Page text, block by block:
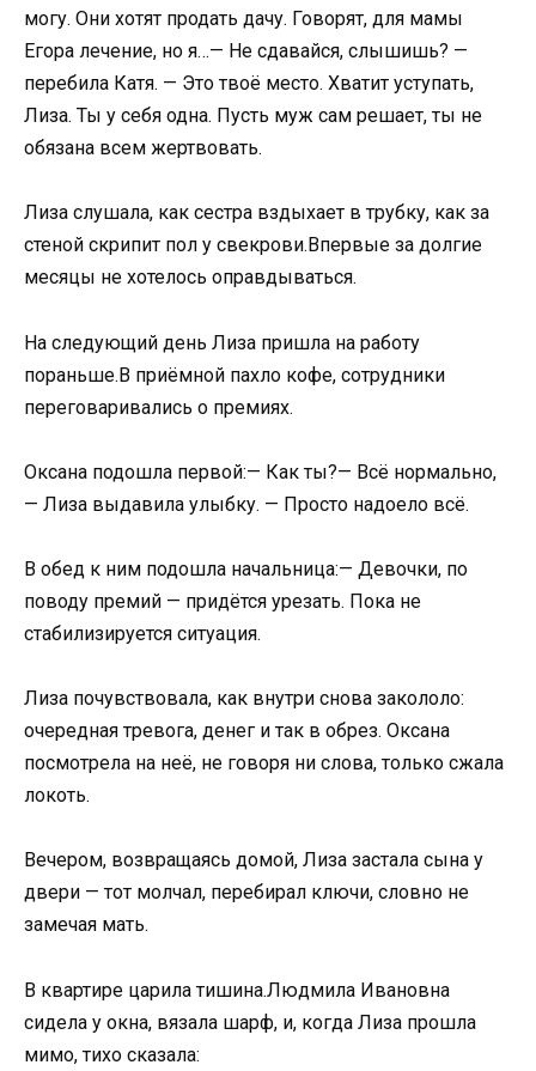
могу. Они хотят продать дачу. Говорят, для мамы
Егора лечение, но я…— Не сдавайся, слышишь? —
перебила Катя. — Это твоё место. Хватит уступать,
Лиза. Ты у себя одна. Пусть муж сам решает, ты не
обязана всем жертвовать.
Лиза слушала, как сестра вздыхает в трубку, как за
стеной скрипит пол у свекрови.Впервые за долгие
месяцы не хотелось оправдываться.
На следующий день Лиза пришла на работу
пораньше.В приёмной пахло кофе, сотрудники
переговаривались о премиях.
Оксана подошла первой:— Как ты?— Всё нормально,
— Лиза выдавила улыбку. — Просто надоело всё.
В обед к ним подошла начальница:— Девочки, по
поводу премий — придётся урезать. Пока не
стабилизируется ситуация.
Лиза почувствовала, как внутри снова закололо:
очередная тревога, денег и так в обрез. Оксана
посмотрела на неё, не говоря ни слова, только сжала
локоть.
Вечером, возвращаясь домой, Лиза застала сына у
двери — тот молчал, перебирал ключи, словно не
замечая мать.
В квартире царила тишина.Людмила Ивановна
сидела у окна, вязала шарф, и, когда Лиза прошла
мимо, тихо сказала: